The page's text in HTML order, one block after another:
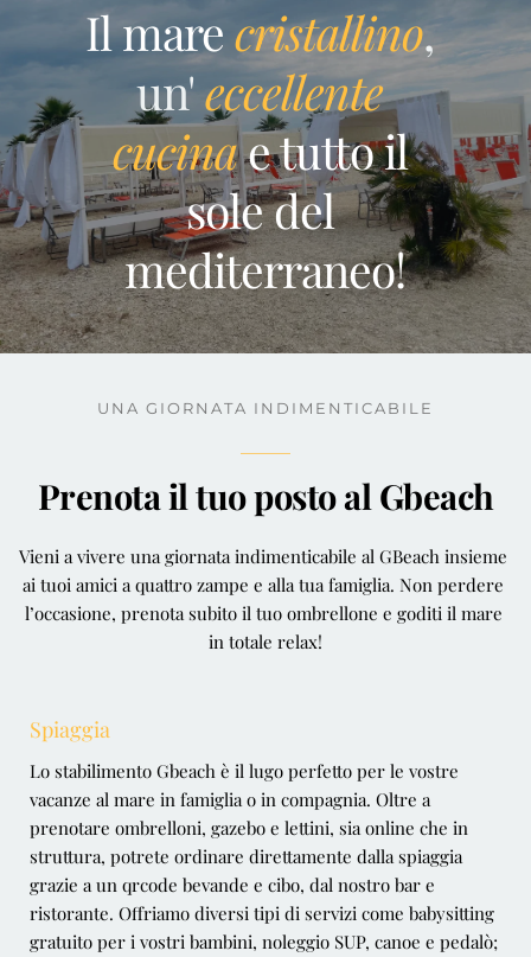
Il mare cristallino,
un' eccellente
cucina e tutto il
sole del
mediterraneo!
UNA GIORNATA INDIMENTICABILE
Prenota il tuo posto al Gbeach
Vieni a vivere una giornata indimenticabile al GBeach insieme
ai tuoi amici a quattro zampe e alla tua famiglia. Non perdere
l’occasione, prenota subito il tuo ombrellone e goditi il mare
in totale relax!
Spiaggia
Lo stabilimento Gbeach è il lugo perfetto per le vostre
vacanze al mare in famiglia o in compagnia. Oltre a
prenotare ombrelloni, gazebo e lettini, sia online che in
struttura, potrete ordinare direttamente dalla spiaggia
grazie a un qrcode bevande e cibo, dal nostro bar e
ristorante. Offriamo diversi tipi di servizi come babysitting
gratuito per i vostri bambini, noleggio SUP, canoe e pedalò;